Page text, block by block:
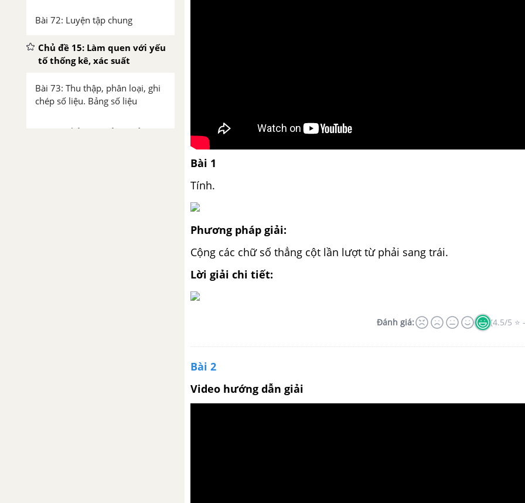
Bài 72: Luyện tập chung
Chủ đề 15: Làm quen với yếu
tố thống kê, xác suất
Bài 73: Thu thập, phân loại, ghi
chép số liệu. Bảng số liệu
Bài 74: Khả năng xảy ra của một
Bài 1
Tính.
Phương pháp giải:
Cộng các chữ số thẳng cột lần lượt từ phải sang trái.
Lời giải chi tiết:
Đánh giá: (4.5/5 ⭐
Bài 2
Video hướng dẫn giải